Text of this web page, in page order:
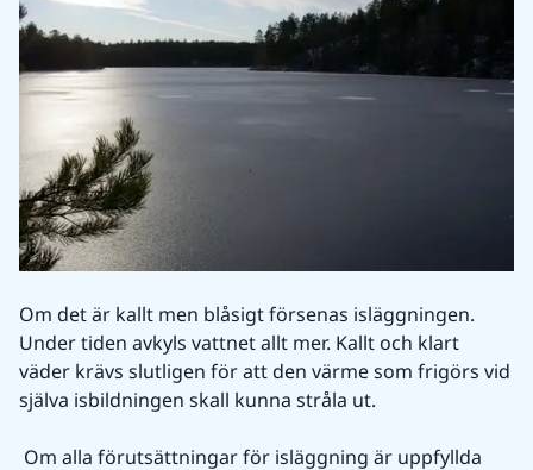
Om det är kallt men blåsigt försenas isläggningen.
Under tiden avkyls vattnet allt mer. Kallt och klart
väder krävs slutligen för att den värme som frigörs vid
själva isbildningen skall kunna stråla ut.